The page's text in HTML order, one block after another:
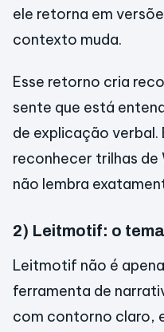
ele retorna em
contexto muda.
Esse retorno cria
sente que está
de explicação verbal.
reconhecer trilhas de
não lembra
2) Leitmotif: o
Leitmotif não é
ferramenta de
com contorno claro,